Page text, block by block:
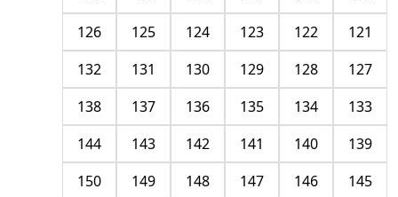
121
122
123
124
125
126
127
128
129
130
131
132
133
134
135
136
137
138
139
140
141
142
143
144
145
146
147
148
149
150